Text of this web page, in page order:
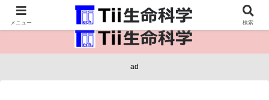
医療保健・生命・生物の情報インフラ。
ad
メニュー 検索